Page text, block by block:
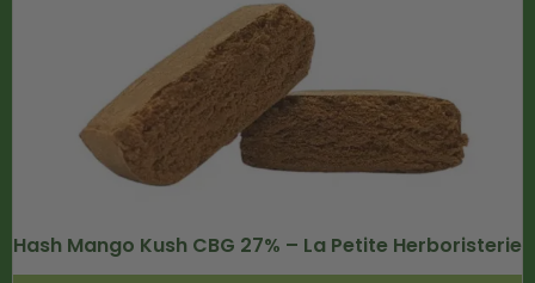
Hash Mango Kush CBG 27% – La Petite Herboristerie